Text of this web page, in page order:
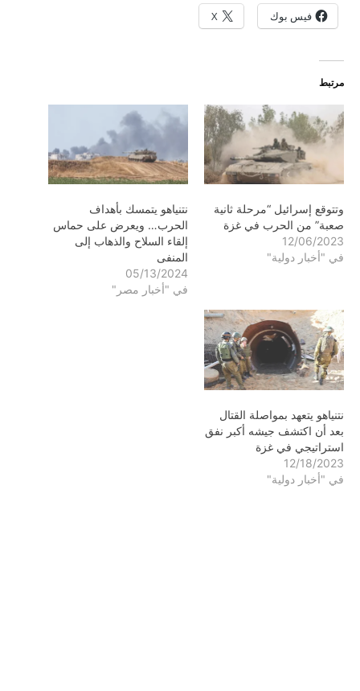
فيس بوك X
مرتبط
وتتوقع إسرائيل “مرحلة ثانية
صعبة” من الحرب في غزة
12/06/2023
في "أخبار دولية"
نتنياهو يتمسك بأهداف
الحرب… ويعرض على حماس
إلقاء السلاح والذهاب إلى
المنفى
05/13/2024
في "أخبار مصر"
نتنياهو يتعهد بمواصلة القتال
بعد أن اكتشف جيشه أكبر نفق
استراتيجي في غزة
12/18/2023
في "أخبار دولية"